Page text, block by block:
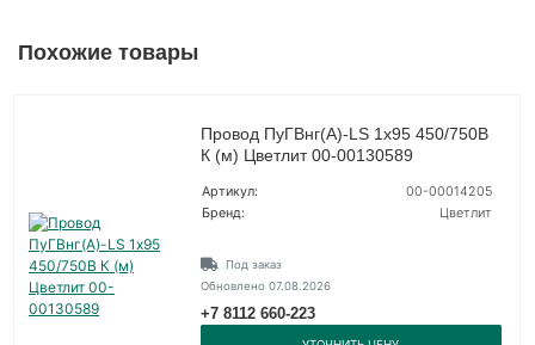
Похожие товары
Провод ПуГВнг(А)-LS 1х95 450/750В
К (м) Цветлит 00-00130589
Артикул:
00-00014205
Бренд:
Цветлит
Под заказ
Обновлено 07.08.2026
+7 8112 660-223